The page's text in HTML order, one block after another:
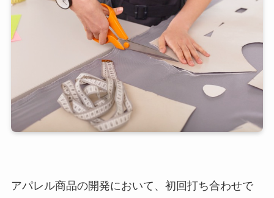
アパレル商品の開発において、初回打ち合わせで